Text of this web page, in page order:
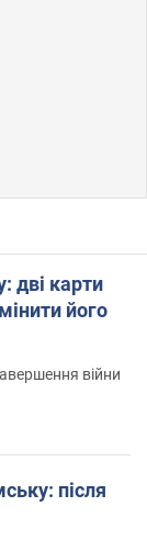
дві карти
його
війни
після